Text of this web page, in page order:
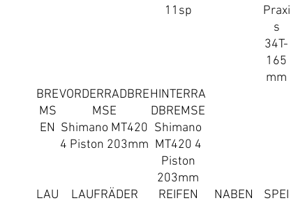
11sp
Praxi
s
34T-
165
mm
BRE
MS
EN
VORDERRADBRE
MSE
Shimano MT420
4 Piston 203mm
HINTERRA
DBREMSE
Shimano
MT420 4
Piston
203mm
LAU
LAUFRÄDER
REIFEN
NABEN
SPEI